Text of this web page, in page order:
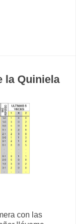
la Quiniela
con las